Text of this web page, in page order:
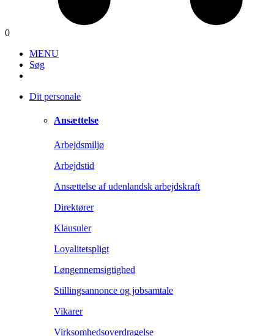
0
MENU
Søg
Dit personale
Ansættelse
Arbejdsmiljø
Arbejdstid
Ansættelse af udenlandsk arbejdskraft
Direktører
Klausuler
Loyalitetspligt
Løngennemsigtighed
Stillingsannonce og jobsamtale
Vikarer
Virksomhedsoverdragelse